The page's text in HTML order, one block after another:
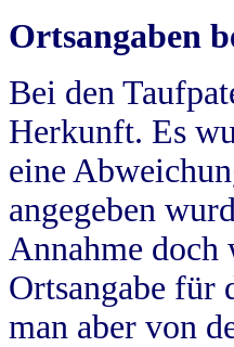
Ortsangaben
Bei den
Herkunft. Es
eine
angegeben
Annahme
Ortsangabe für
man aber von